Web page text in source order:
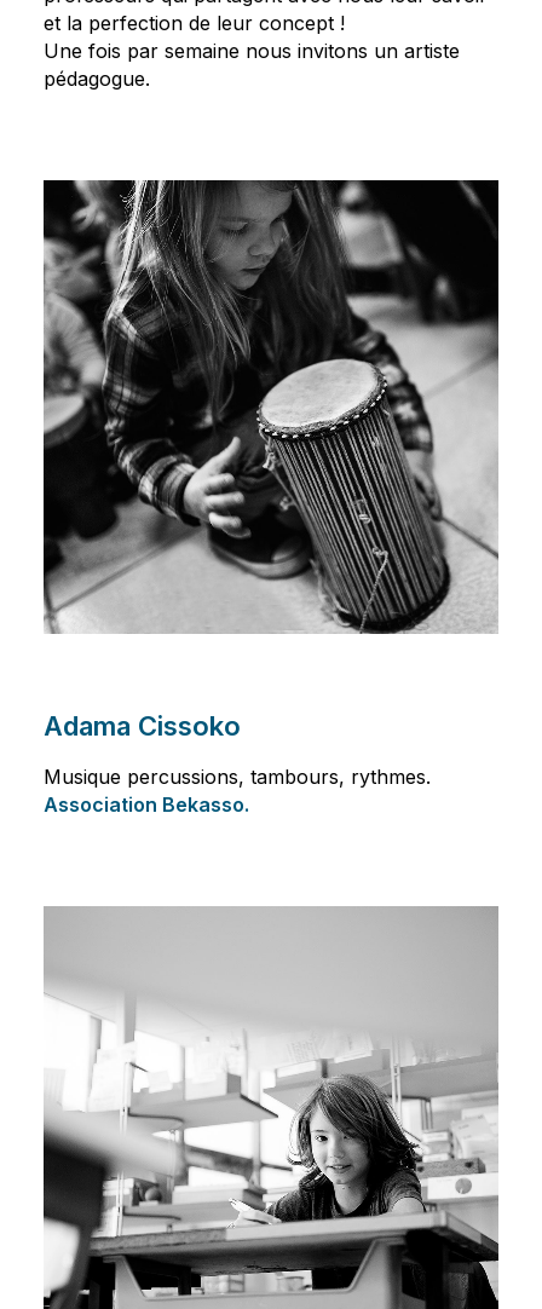
et la perfection de leur concept !
Une fois par semaine nous invitons un artiste
pédagogue.
Adama Cissoko
Musique percussions, tambours, rythmes.
Association Bekasso.